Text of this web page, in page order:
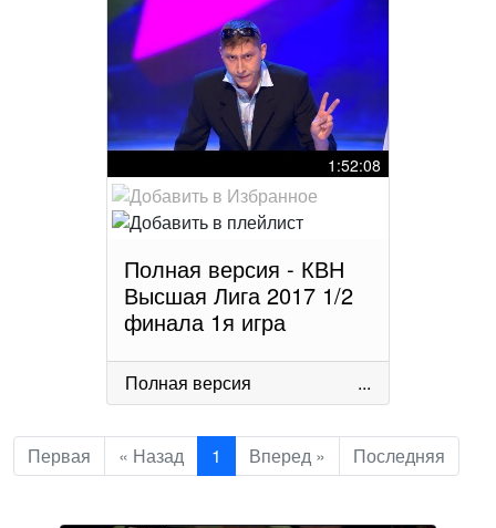
1:52:08
Полная версия - КВН
Высшая Лига 2017 1/2
финала 1я игра
Полная версия ...
Первая « Назад 1 Вперед » Последняя